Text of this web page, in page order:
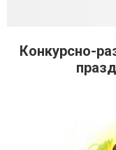
Конкурсно-